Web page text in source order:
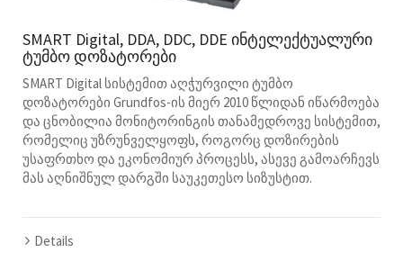
SMART Digital, DDA, DDC, DDE ინტელექტუალური
ტუმბო დოზატორები
SMART Digital სისტემით აღჭურვილი ტუმბო
დოზატორები Grundfos-ის მიერ 2010 წლიდან იწარმოება
და ცნობილია მონიტორინგის თანამედროვე სისტემით,
რომელიც უზრუნველყოფს, როგორც დოზირების
უსაფრთხო და ეკონომიურ პროცესს, ასევე გამოარჩევს
მას აღნიშნულ დარგში საუკეთესო სიზუსტით.
Details